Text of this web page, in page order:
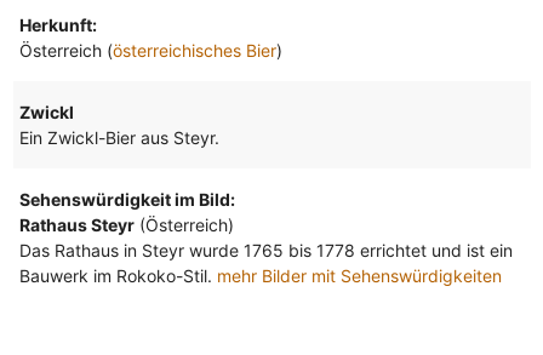
Herkunft:
Österreich (österreichisches Bier)
Zwickl
Ein Zwickl-Bier aus Steyr.
Sehenswürdigkeit im Bild:
Rathaus Steyr(Österreich)
Das Rathaus in Steyr wurde 1765 bis 1778 errichtet und ist ein
Bauwerk im Rokoko-Stil. mehr Bilder mit Sehenswürdigkeiten